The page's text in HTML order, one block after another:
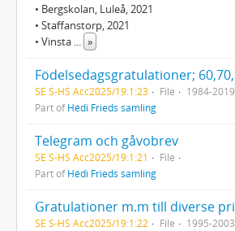
• Bergskolan, Luleå, 2021
• Staffanstorp, 2021
• Vinsta
»
SE S-HS Acc2025/19:1:23 File
1984-2019
Part ofHédi Frieds samling
Telegram och gåvobrev
SE S-HS Acc2025/19:1:21
File
Part ofHédi Frieds samling
SE S-HS Acc2025/19:1:22 File
1995-2003